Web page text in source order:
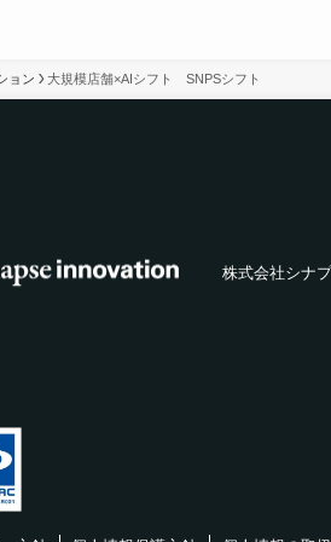
ョン 大規模店舗×AIシフト SNPSシフト
株式会社シナ